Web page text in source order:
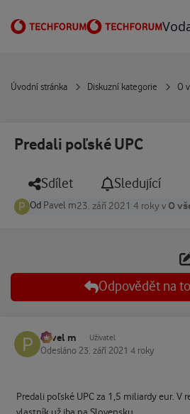
Úvodní stránka Diskuzní kategorie O
Predali poľské UPC
Sdílet Sledující
Od Pavel m23. září 2021 4 rokyv O
Odpovědět na
Pavel m Uživatel
Odesláno 23. září 2021 4 roky
Predali poľské UPC za 1,5 miliardy eur. V